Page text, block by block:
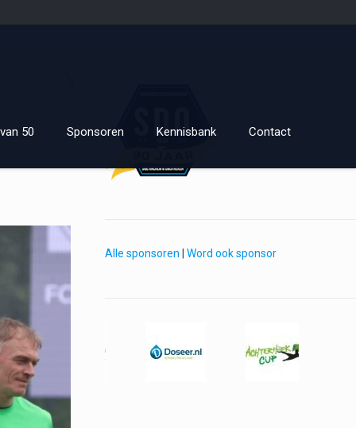
50 Sponsoren Kennisbank Contact
Alle sponsoren Word ook sponsor